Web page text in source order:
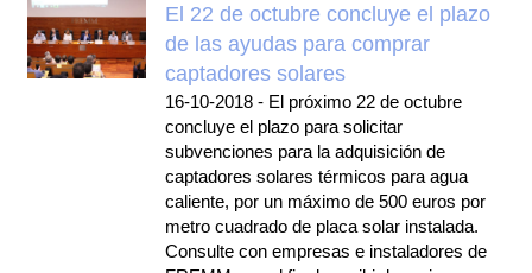
El 22 de octubre concluye el plazo
de las ayudas para comprar
captadores solares
16-10-2018 - El próximo 22 de octubre
concluye el plazo para solicitar
subvenciones para la adquisición de
captadores solares térmicos para agua
caliente, por un máximo de 500 euros por
metro cuadrado de placa solar instalada.
Consulte con empresas e instaladores de